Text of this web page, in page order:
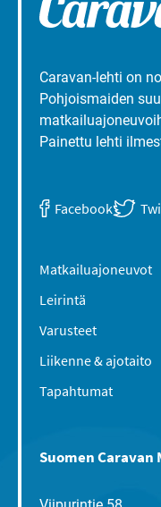
Caravan-lehti on
Pohjoismaiden
Painettu lehti
Facebook
Matkailuajoneuvot
Leirintä
Varusteet
Liikenne & ajotaito
Tapahtumat
Suomen Caravan